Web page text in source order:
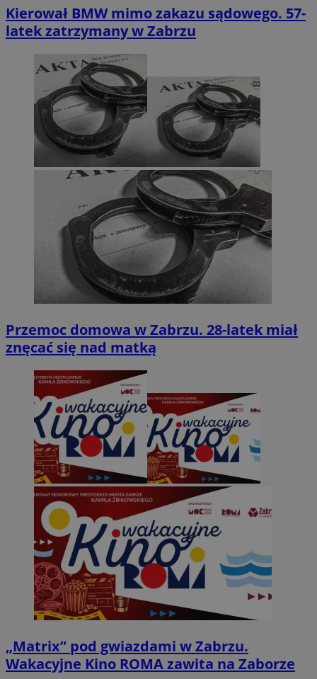
Kierował BMW mimo zakazu sądowego. 57-
latek zatrzymany w Zabrzu
Przemoc domowa w Zabrzu. 28-latek miał
znęcać się nad matką
„Matrix” pod gwiazdami w Zabrzu.
Wakacyjne Kino ROMA zawita na Zaborze